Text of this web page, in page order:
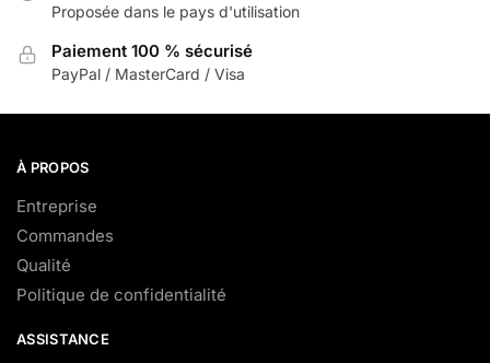
Proposée dans le pays d'utilisation
Paiement 100 % sécurisé
PayPal / MasterCard / Visa
À PROPOS
Entreprise
Commandes
Qualité
Politique de confidentialité
ASSISTANCE